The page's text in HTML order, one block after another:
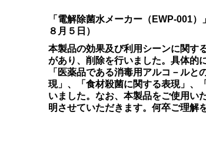
「電解除菌水メーカー（EWP-001
８月５日）
本製品の効果及び利用シーンに関す
があり、削除を行いました。具体的
「医薬品である消毒用アルコ－ル
現」、「食材殺菌に関する表現」、
いました。なお、本製品をご使用い
明させていただきます。何卒ご理解